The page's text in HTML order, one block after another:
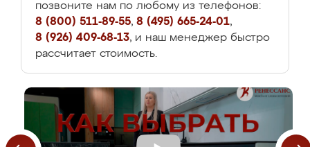
позвоните нам по любому из телефонов:
8 (800) 511-89-55, 8 (495) 665-24-01,
8 (926) 409-68-13, и наш менеджер быстро
рассчитает стоимость.